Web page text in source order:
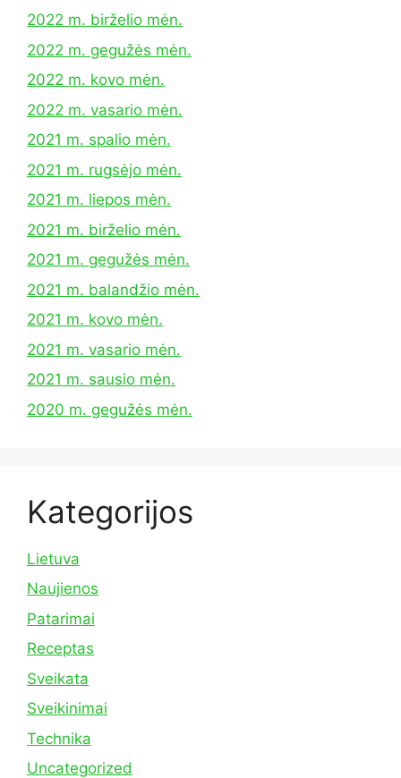
2022 m. birželio mėn.
2022 m. gegužės mėn.
2022 m. kovo mėn.
2022 m. vasario mėn.
2021 m. spalio mėn.
2021 m. rugsėjo mėn.
2021 m. liepos mėn.
2021 m. birželio mėn.
2021 m. gegužės mėn.
2021 m. balandžio mėn.
2021 m. kovo mėn.
2021 m. vasario mėn.
2021 m. sausio mėn.
2020 m. gegužės mėn.
Kategorijos
Lietuva
Naujienos
Patarimai
Receptas
Sveikata
Sveikinimai
Technika
Uncategorized